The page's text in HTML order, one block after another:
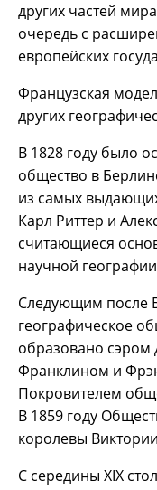
других частей
очередь с
европейских
Французская
других
В 1828 году было
общество в
из самых
Карл Риттер и
считающиеся
научной
Следующим после
географическое
образовано
Франклином и
Покровителем
В 1859 году
королевы
С середины XIX